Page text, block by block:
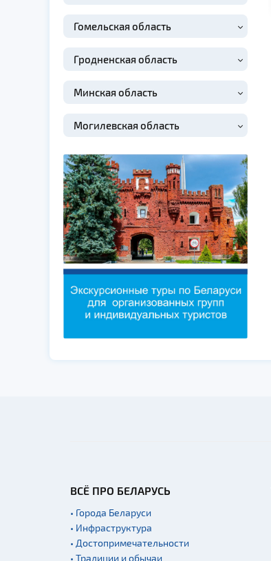
Гомельская область
Гродненская область
Минская область
Могилевская область
ВСЁ ПРО БЕЛАРУСЬ
• Города Беларуси
• Инфраструктура
• Достопримечательности
• Традиции и обычаи